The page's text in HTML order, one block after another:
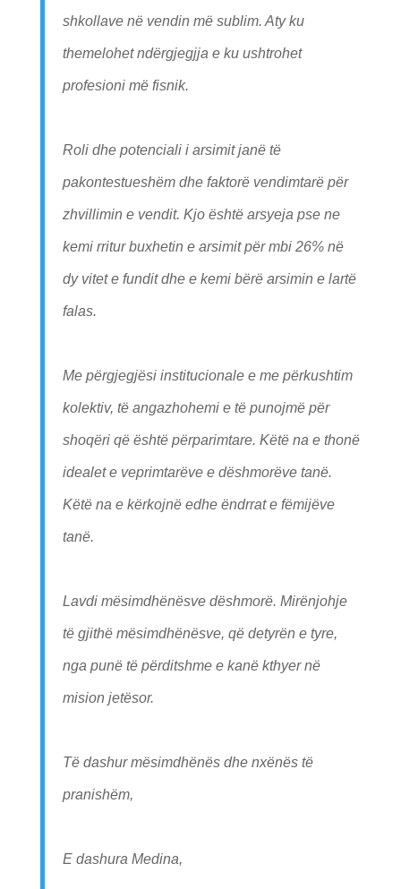
shkollave në vendin më sublim. Aty ku
themelohet ndërgjegjja e ku ushtrohet
profesioni më fisnik.
Roli dhe potenciali i arsimit janë të
pakontestueshëm dhe faktorë vendimtarë për
zhvillimin e vendit. Kjo është arsyeja pse ne
kemi rritur buxhetin e arsimit për mbi 26% në
dy vitet e fundit dhe e kemi bërë arsimin e lartë
falas.
Me përgjegjësi institucionale e me përkushtim
kolektiv, të angazhohemi e të punojmë për
shoqëri që është përparimtare. Këtë na e thonë
idealet e veprimtarëve e dëshmorëve tanë.
Këtë na e kërkojnë edhe ëndrrat e fëmijëve
tanë.
Lavdi mësimdhënësve dëshmorë. Mirënjohje
të gjithë mësimdhënësve, që detyrën e tyre,
nga punë të përditshme e kanë kthyer në
mision jetësor.
Të dashur mësimdhënës dhe nxënës të
pranishëm,
E dashura Medina,